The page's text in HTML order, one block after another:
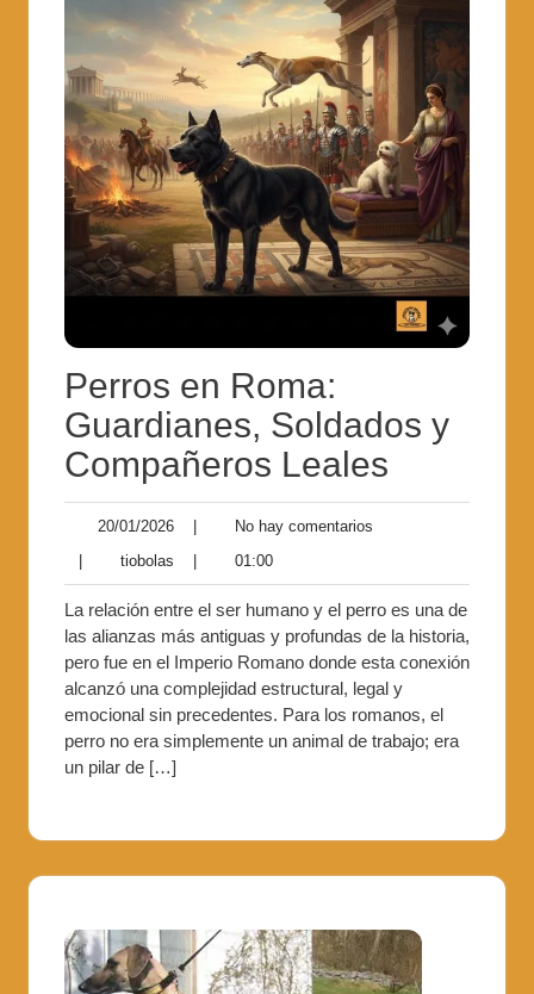
Perros en Roma:
Guardianes, Soldados y
Compañeros Leales
20/01/2026
No hay comentarios
tiobolas 01:00
La relación entre el ser humano y el perro es una de
las alianzas más antiguas y profundas de la historia,
pero fue en el Imperio Romano donde esta conexión
alcanzó una complejidad estructural, legal y
emocional sin precedentes. Para los romanos, el
perro no era simplemente un animal de trabajo; era
un pilar de […]